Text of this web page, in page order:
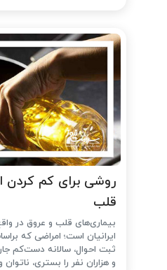
روشی برای کم کردن
قلب
بیماری‌های قلب و عروق در
ایرانیان است؛ امراضی که
و هزاران نفر را بستری، ناتوان